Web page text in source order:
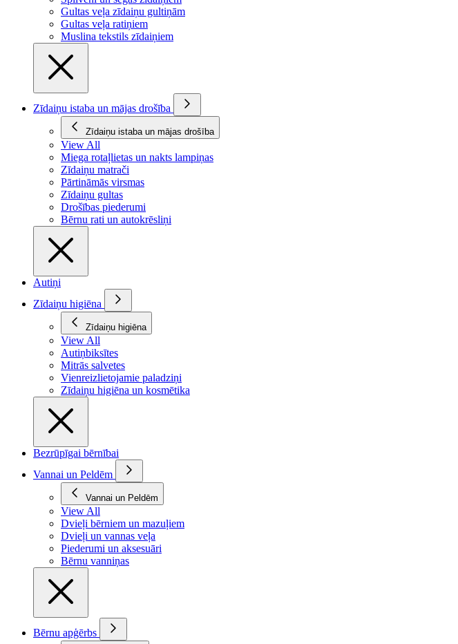
Gultas veļa zīdaiņu gultiņām
Gultas veļa ratiņiem
Muslina tekstils zīdaiņiem
Zīdaiņu istaba un mājas drošība
Zīdaiņu istaba un mājas drošība
View All
Miega rotaļlietas un nakts lampiņas
Zīdaiņu matrači
Pārtināmās virsmas
Zīdaiņu gultas
Drošības piederumi
Bērnu rati un autokrēsliņi
Autiņi
Zīdaiņu higiēna
Zīdaiņu higiēna
View All
Autiņbiksītes
Mitrās salvetes
Vienreizlietojamie paladziņi
Zīdaiņu higiēna un kosmētika
Bezrūpīgai bērnībai
Vannai un Peldēm
Vannai un Peldēm
View All
Dvieļi bērniem un mazuļiem
Dvieļi un vannas veļa
Piederumi un aksesuāri
Bērnu vanniņas
Bērnu apģērbs